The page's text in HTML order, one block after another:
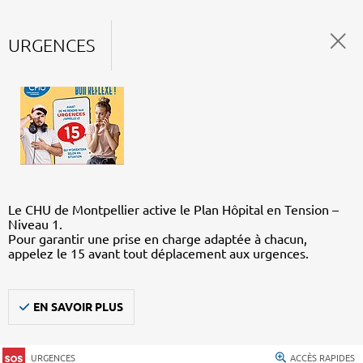
URGENCES
Le CHU de Montpellier active le Plan Hôpital en Tension –
Niveau 1.
Pour garantir une prise en charge adaptée à chacun,
appelez le 15 avant tout déplacement aux urgences.
EN SAVOIR PLUS
URGENCES ACCÈS RAPIDES